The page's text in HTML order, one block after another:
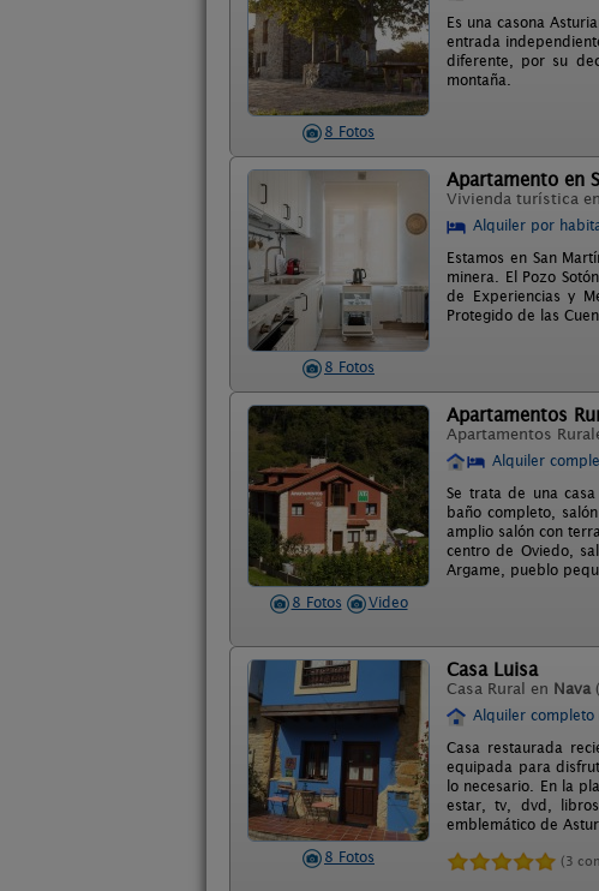
8 Fotos
Es una casona
entrada
diferente, por su
montaña.
8 Fotos
Apartamento en
Vivienda turística en
Alquiler por
Estamos en San
minera. El Pozo
de Experiencias y
Protegido de las
8 Fotos Video
Apartamentos
Apartamentos
Alquiler
Se trata de una
baño completo,
amplio salón con
centro de Oviedo,
Argame, pueblo
8 Fotos
Casa Luisa
Casa Rural en Nava
Alquiler completo
Casa restaurada
equipada para
lo necesario. En la
estar, tv, dvd,
emblemático de
(3